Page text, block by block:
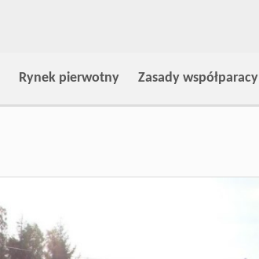
Rynek pierwotny Zasady współparacy